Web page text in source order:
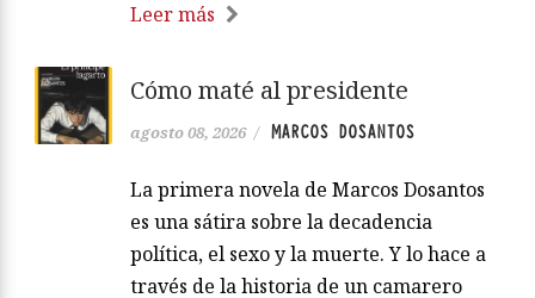
Leer más
Cómo maté al presidente
agosto 08, 2026 / MARCOS DOSANTOS
La primera novela de Marcos Dosantos
es una sátira sobre la decadencia
política, el sexo y la muerte. Y lo hace a
través de la historia de un camarero